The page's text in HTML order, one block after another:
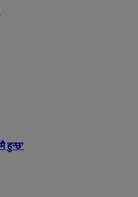
हुन्छ’